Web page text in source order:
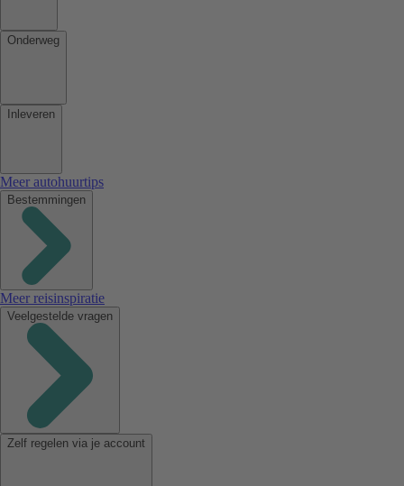
Onderweg
Inleveren
Meer autohuurtips
Bestemmingen
Meer reisinspiratie
Veelgestelde vragen
Zelf regelen via je account